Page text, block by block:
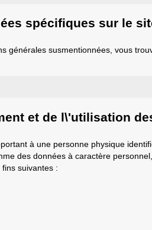
spécifiques sur le
générales susmentionnées, vous
et de l\'utilisation
à une personne physique
des données à caractère
suivantes :